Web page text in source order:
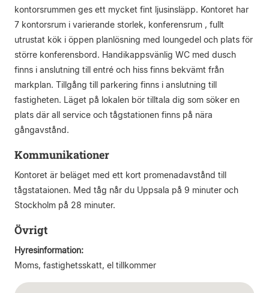
kontorsrummen ges ett mycket fint ljusinsläpp. Kontoret har
7 kontorsrum i varierande storlek, konferensrum , fullt
utrustat kök i öppen planlösning med loungedel och plats för
större konferensbord. Handikappsvänlig WC med dusch
finns i anslutning till entré och hiss finns bekvämt från
markplan. Tillgång till parkering finns i anslutning till
fastigheten. Läget på lokalen bör tilltala dig som söker en
plats där all service och tågstationen finns på nära
gångavstånd.
Kommunikationer
Kontoret är beläget med ett kort promenadavstånd till
tågstataionen. Med tåg når du Uppsala på 9 minuter och
Stockholm på 28 minuter.
Övrigt
Hyresinformation:
Moms, fastighetsskatt, el tillkommer